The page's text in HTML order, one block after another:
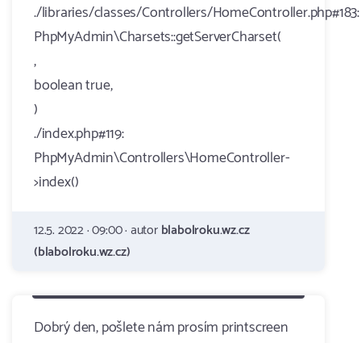
./libraries/classes/Controllers/HomeController.php#183:
PhpMyAdmin\Charsets::getServerCharset(
,
boolean true,
)
./index.php#119:
PhpMyAdmin\Controllers\HomeController-
>index()
12.5. 2022 · 09:00 · autorblabolroku.wz.cz
(blabolroku.wz.cz)
Dobrý den, pošlete nám prosím printscreen